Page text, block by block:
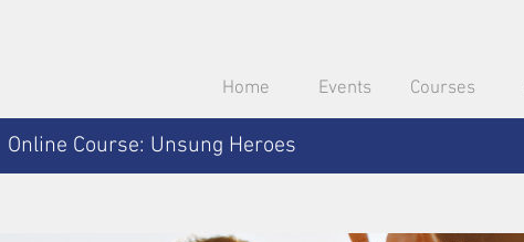
Home Events Courses
Online Course: Unsung Heroes